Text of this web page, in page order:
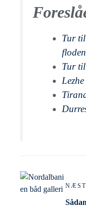
Tur
floden
Tur